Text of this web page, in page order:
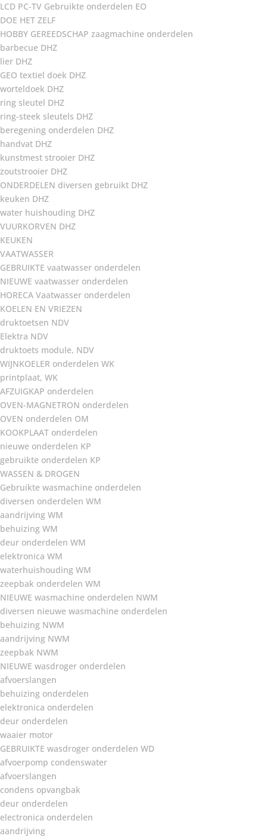
LCD PC-TV Gebruikte onderdelen EO
DOE HET ZELF
HOBBY GEREEDSCHAP zaagmachine onderdelen
barbecue DHZ
lier DHZ
GEO textiel doek DHZ
worteldoek DHZ
ring sleutel DHZ
ring-steek sleutels DHZ
beregening onderdelen DHZ
handvat DHZ
kunstmest strooier DHZ
zoutstrooier DHZ
ONDERDELEN diversen gebruikt DHZ
keuken DHZ
water huishouding DHZ
VUURKORVEN DHZ
KEUKEN
VAATWASSER
GEBRUIKTE vaatwasser onderdelen
NIEUWE vaatwasser onderdelen
HORECA Vaatwasser onderdelen
KOELEN EN VRIEZEN
druktoetsen NDV
Elektra NDV
druktoets module, NDV
WIJNKOELER onderdelen WK
printplaat, WK
AFZUIGKAP onderdelen
OVEN-MAGNETRON onderdelen
OVEN onderdelen OM
KOOKPLAAT onderdelen
nieuwe onderdelen KP
gebruikte onderdelen KP
WASSEN & DROGEN
Gebruikte wasmachine onderdelen
diversen onderdelen WM
aandrijving WM
behuizing WM
deur onderdelen WM
elektronica WM
waterhuishouding WM
zeepbak onderdelen WM
NIEUWE wasmachine onderdelen NWM
diversen nieuwe wasmachine onderdelen
behuizing NWM
aandrijving NWM
zeepbak NWM
NIEUWE wasdroger onderdelen
afvoerslangen
behuizing onderdelen
elektronica onderdelen
deur onderdelen
waaier motor
GEBRUIKTE wasdroger onderdelen WD
afvoerpomp condenswater
afvoerslangen
condens opvangbak
deur onderdelen
electronica onderdelen
aandrijving